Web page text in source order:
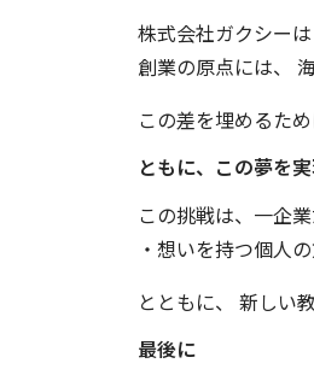
株式会社ガクシー
創業の原点には、
この差を埋めるた
ともに、この夢を
この挑戦は、一企
・想いを持つ個人
とともに、 新しい
最後に